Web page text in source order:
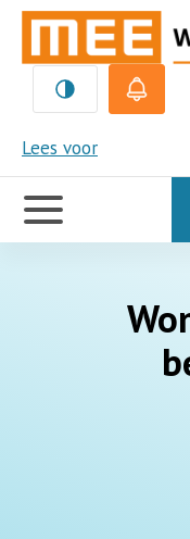
Lees voor
MEE
Handige
links